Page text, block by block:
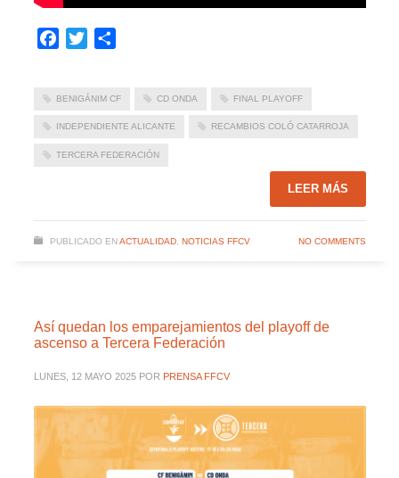
Facebook
Twitter
BENIGÁNIM CF CD ONDA FINAL PLAYOFF
INDEPENDIENTE ALICANTE RECAMBIOS COLÓ CATARROJA
TERCERA FEDERACIÓN
LEER MÁS
PUBLICADO EN ACTUALIDAD, NOTICIAS FFCV NO COMMENTS
Así quedan los emparejamientos del playoff de
ascenso a Tercera Federación
LUNES, 12 MAYO 2025 POR PRENSA FFCV